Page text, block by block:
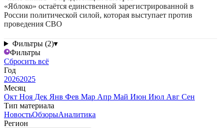
«Яблоко» остаётся единственной зарегистрированной в
России политической силой, которая выступает против
проведения СВО
Фильтры (2)▾
Фильтры
Сбросить всё
Год
20262025
Месяц
Окт Ноя Дек Янв Фев Мар Апр Май Июн Июл Авг Сен
Тип материала
НовостьОбзорыАналитика
Регион